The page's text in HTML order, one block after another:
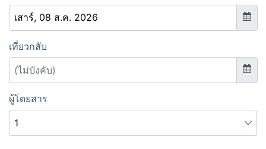
เที่ยวกลับ
ผู้โดยสาร